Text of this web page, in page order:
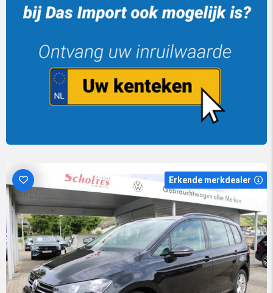
Erkende merkdealer